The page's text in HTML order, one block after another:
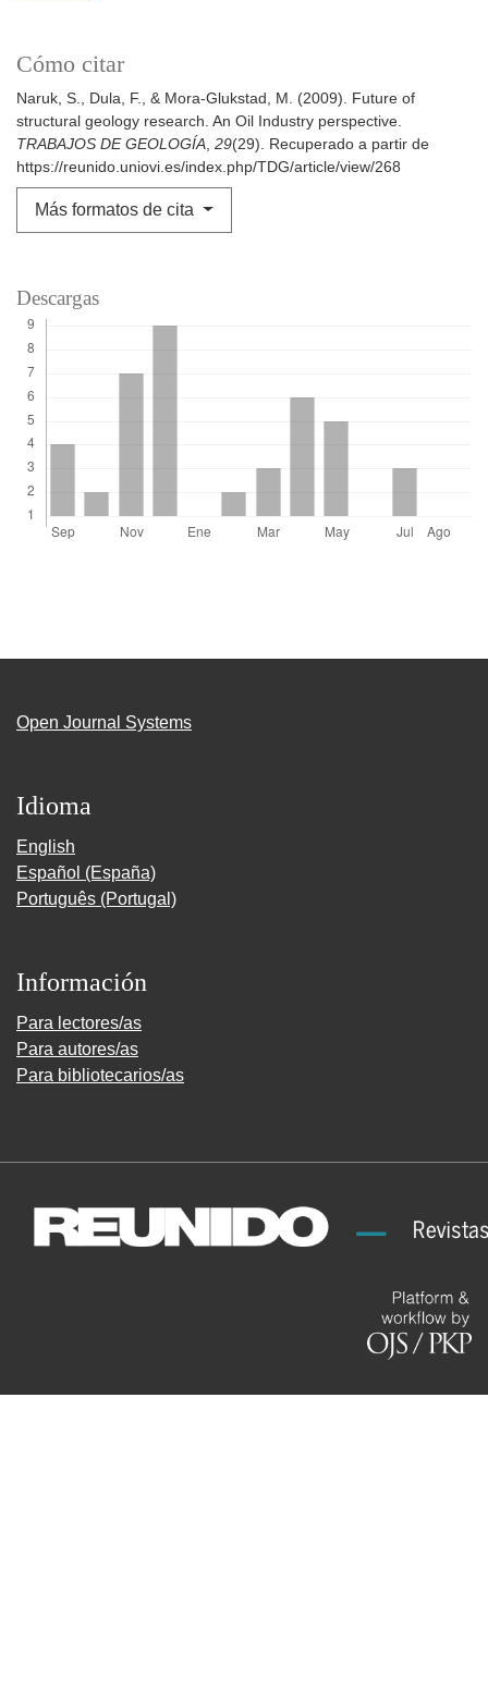
Cómo citar
Naruk, S., Dula, F., & Mora-Glukstad, M. (2009). Future of
structural geology research. An Oil Industry perspective.
TRABAJOS DE GEOLOGÍA, 29(29). Recuperado a partir de
https://reunido.uniovi.es/index.php/TDG/article/view/268
Más formatos de cita
Descargas
Open Journal Systems
Idioma
English
Español (España)
Português (Portugal)
Información
Para lectores/as
Para autores/as
Para bibliotecarios/as